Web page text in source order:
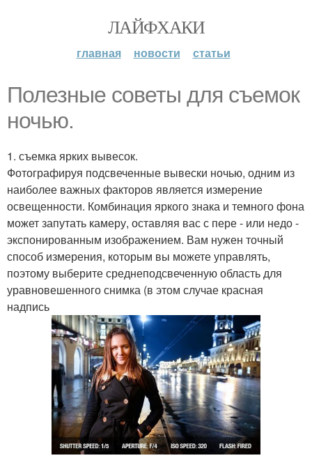
ЛАЙФХАКИ
главная новости статьи
Полезные советы для съемок
ночью.
1. съемка ярких вывесок.
Фотографируя подсвеченные вывески ночью, одним из
наиболее важных факторов является измерение
освещенности. Комбинация яркого знака и темного фона
может запутать камеру, оставляя вас с пере - или недо -
экспонированным изображением. Вам нужен точный
способ измерения, которым вы можете управлять,
поэтому выберите среднеподсвеченную область для
уравновешенного снимка (в этом случае красная
надпись